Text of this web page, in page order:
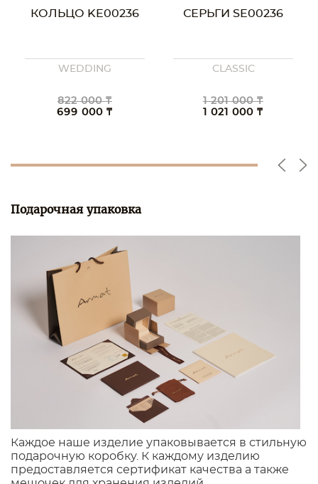
КОЛЬЦО KE00236
WEDDING
822 000 ₸
699 000 ₸
СЕРЬГИ SE00236
CLASSIC
1 201 000 ₸
1 021 000 ₸
Подарочная упаковка
Каждое наше изделие упаковывается в стильную
подарочную коробку. К каждому изделию
предоставляется сертификат качества а также